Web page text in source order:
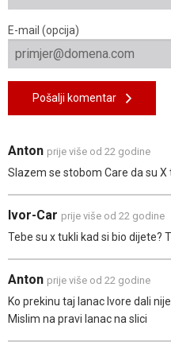
E-mail (opcija)
Pošalji komentar
Anton prije više od 22 godine
Slazem se stobom Care da su
Ivor-Car prije više od 22 godine
Tebe su x tukli kad si bio dijete?
Anton prije više od 22 godine
Ko prekinu taj lanac Ivore dali
Mislim na pravi lanac na slici